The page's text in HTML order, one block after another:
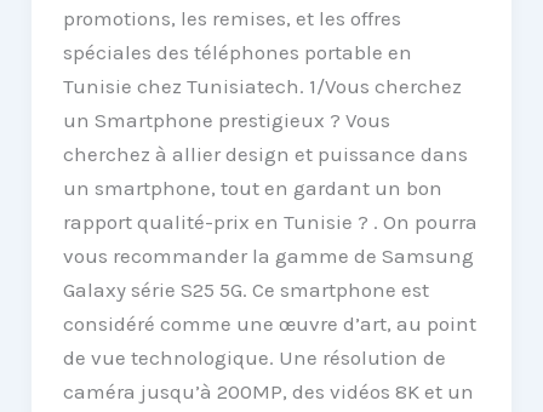
promotions, les remises, et les offres
spéciales des téléphones portable en
Tunisie chez Tunisiatech. 1/Vous cherchez
un Smartphone prestigieux ? Vous
cherchez à allier design et puissance dans
un smartphone, tout en gardant un bon
rapport qualité-prix en Tunisie ? . On pourra
vous recommander la gamme de Samsung
Galaxy série S25 5G. Ce smartphone est
considéré comme une œuvre d’art, au point
de vue technologique. Une résolution de
caméra jusqu’à 200MP, des vidéos 8K et un